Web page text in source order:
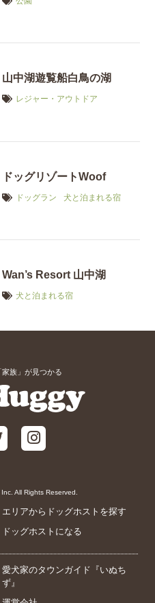
山中湖遊覧船白鳥の湖
レジャー・アウトドア
ドッグリゾートWoof
ドッグラン 犬と泊まれる宿
Wan’s Resort 山中湖
犬と泊まれる宿
族」が見つかる
All Rights Reserved.
エリアからドッグホストを探す
ドッグホストになる
愛犬家のタウンガイド『いぬち
ず』